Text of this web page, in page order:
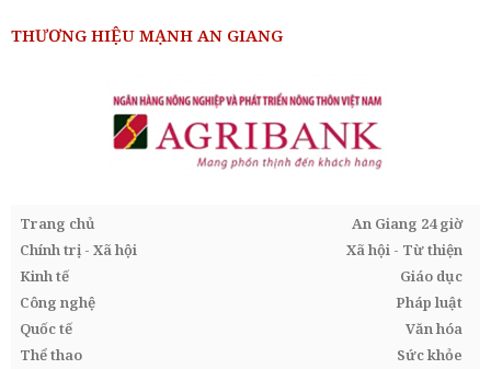
THƯƠNG HIỆU MẠNH AN GIANG
Trang chủ
An Giang 24 giờ
Chính trị - Xã hội
Xã hội - Từ thiện
Kinh tế
Giáo dục
Công nghệ
Pháp luật
Quốc tế
Văn hóa
Thể thao
Sức khỏe